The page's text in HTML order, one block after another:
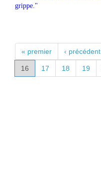
grippe."
PAGES
« premier ‹ précédent
16 17 18 19